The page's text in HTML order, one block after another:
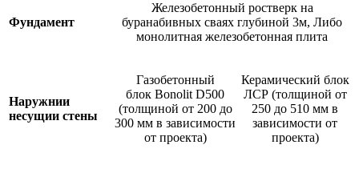
Фундамент
Железобетонный ростверк на
буранабивных сваях глубиной 3м, Либо
монолитная железобетонная плита
Наружнии
несущии стены
Газобетонный
блок Bonolit D500
(толщиной от 200 до
300 мм в зависимости
от проекта)
Керамический блок
ЛСР (толщиной от
250 до 510 мм в
зависимости от
проекта)